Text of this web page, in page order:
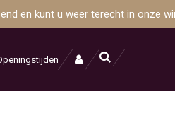
en kunt u weer terecht in onze